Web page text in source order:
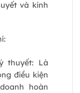
và kinh
thuyết: Là
điều kiện
hoàn